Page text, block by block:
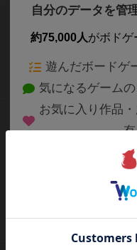
自分のデータを管
約75,000人がボドゲ
遊んだボードゲ
気になるゲーム
お気に入り作品
有
ログイン / 会員
または
ボードゲームを検索
ボードゲームの新着
ボードゲーム会情報
メカニクス特集
掲示板・トピックス
ボドとも・会員一覧
ボードゲーム業界コ